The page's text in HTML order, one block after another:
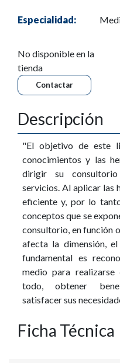
Especialidad:
No disponible en la
tienda
Contactar
Descripción
"El objetivo de este
conocimientos y las
dirigir su
servicios. Al aplicar las
eficiente y, por lo
conceptos que se
consultorio, en función
afecta la dimensión,
fundamental es
medio para
todo, obtener
satisfacer sus
Ficha Técnica